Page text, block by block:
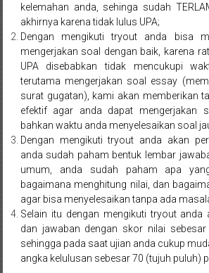
Purworejo,
Purwokerto,
Kebumen,
Tasikmalaya,
Purwodadi,
Wonogiri,
Pacitan,
Palembang,
Bandar
Lampung,
kelemahan anda, sehinga sudah
akhirnya karena tidak lulus UPA;
Dengan mengikuti tryout anda bisa
mengerjakan soal dengan baik, karena
UPA disebabkan tidak mencukupi
terutama mengerjakan soal essay
surat gugatan), kami akan memberikan
efektif agar anda dapat mengerjakan
bahkan waktu anda menyelesaikan soal
Dengan mengikuti tryout anda akan
anda sudah paham bentuk lembar
umum, anda sudah paham apa
bagaimana menghitung nilai, dan
agar bisa menyelesaikan tanpa ada
Selain itu dengan mengikuti tryout anda
dan jawaban dengan skor nilai
sehingga pada saat ujian anda cukup
angka kelulusan sebesar 70 (tujuh puluh)